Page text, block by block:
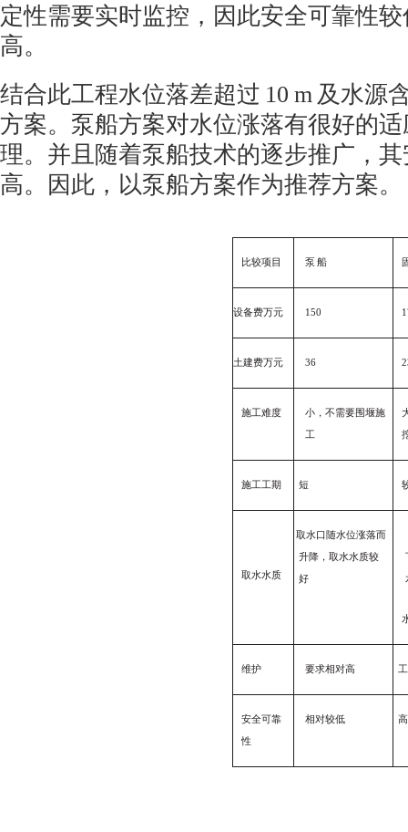
定性需要实时监控，因此安全可靠性
高。
结合此工程水位落差超过 10 m 及水源
方案。泵船方案对水位涨落有很好的
理。并且随着泵船技术的逐步推广，
高。因此，以泵船方案作为推荐方案。
比较项目 泵 船
设备费万元 150
土建费万元 36
施工难度 小，不需要围堰施
工
施工工期 短
取水水质
取水口随水位涨落而
升降，取水水质较
好
维护 要求相对高
安全可靠
性
相对较低 高